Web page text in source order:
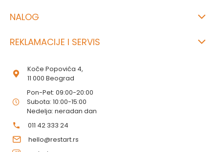
NALOG
REKLAMACIJE I SERVIS
Koče Popovića 4,
11 000 Beograd
Pon-Pet: 09:00-20:00
Subota: 10:00-15:00
Nedelja: neradan dan
011 42 333 24
hello@restart.rs